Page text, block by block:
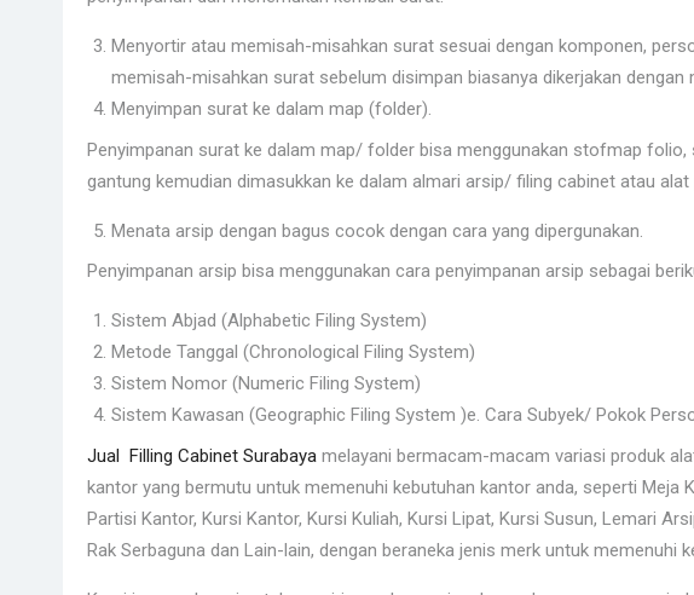
Menyortir atau memisah-misahkan surat sesuai dengan komponen,
memisah-misahkan surat sebelum disimpan biasanya dikerjakan dengan
Menyimpan surat ke dalam map (folder).
Penyimpanan surat ke dalam map/ folder bisa menggunakan stofmap
gantung kemudian dimasukkan ke dalam almari arsip/ filing cabinet atau alat
Menata arsip dengan bagus cocok dengan cara yang dipergunakan.
Penyimpanan arsip bisa menggunakan cara penyimpanan arsip sebagai
Sistem Abjad (Alphabetic Filing System)
Metode Tanggal (Chronological Filing System)
Sistem Nomor (Numeric Filing System)
Sistem Kawasan (Geographic Filing System )e. Cara Subyek/ Pokok
Jual Filling Cabinet Surabaya melayani bermacam-macam variasi produk
kantor yang bermutu untuk memenuhi kebutuhan kantor anda, seperti Meja
Partisi Kantor, Kursi Kantor, Kursi Kuliah, Kursi Lipat, Kursi Susun, Lemari
Rak Serbaguna dan Lain-lain, dengan beraneka jenis merk untuk memenuhi